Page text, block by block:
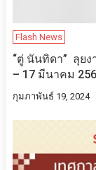
Flash News
“ตู่ นันทิดา” ลุยง
– 17 มีนาคม
กุมภาพันธ์ 19, 2024